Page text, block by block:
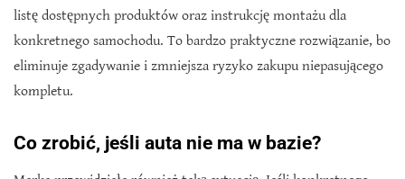
listę dostępnych produktów oraz instrukcję montażu dla
konkretnego samochodu. To bardzo praktyczne rozwiązanie, bo
eliminuje zgadywanie i zmniejsza ryzyko zakupu niepasującego
kompletu.
Co zrobić, jeśli auta nie ma w bazie?